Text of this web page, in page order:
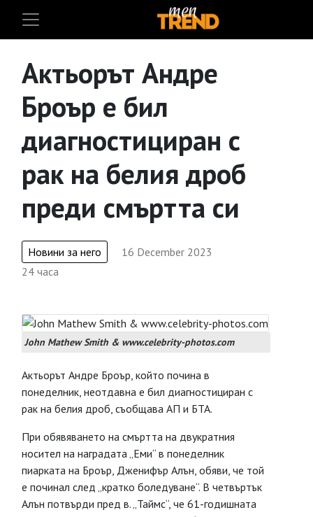
Актьорът Андре
Броър е бил
диагностициран с
рак на белия дроб
преди смъртта си
Новини за него
16 December 2023
24 часа
John Mathew Smith & www.celebrity-photos.com
Актьорът Андре Броър, който почина в
понеделник, неотдавна е бил диагностициран с
рак на белия дроб, съобщава АП и БТА.
При обявяването на смъртта на двукратния
носител на наградата „Еми“ в понеделник
пиарката на Броър, Дженифър Алън, обяви, че той
е починал след „кратко боледуване“. В четвъртък
Алън потвърди пред в. „Таймс“, че 61-годишната